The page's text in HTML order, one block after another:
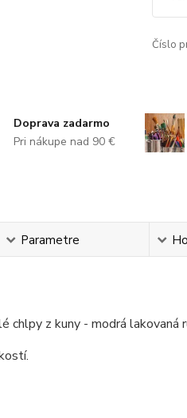
Číslo
Doprava zadarmo
Pri nákupe nad 90 €
Parametre
z kuny - modrá lakovaná